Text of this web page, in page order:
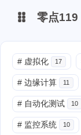
微博
抖音
零点119
# 虚拟化 17
# 边缘计算 11
# 自动化测试 10
# 监控系统 10